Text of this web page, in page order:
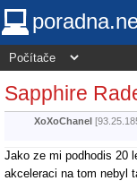
Sapphire
XoXoChanel
Jako ze mi podhodis 20
akceleraci na tom nebyl